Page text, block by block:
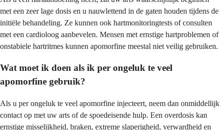
met een zeer lage dosis en u nauwlettend in de gaten houden tijdens de
initiële behandeling. Ze kunnen ook hartmonitoringtests of consulten
met een cardioloog aanbevelen. Mensen met ernstige hartproblemen of
onstabiele hartritmes kunnen apomorfine meestal niet veilig gebruiken.
Wat moet ik doen als ik per ongeluk te veel
apomorfine gebruik?
Als u per ongeluk te veel apomorfine injecteert, neem dan onmiddellijk
contact op met uw arts of de spoedeisende hulp. Een overdosis kan
ernstige misselijkheid, braken, extreme slaperigheid, verwardheid en